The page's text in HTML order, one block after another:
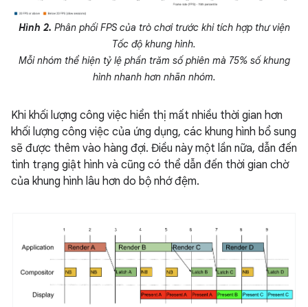
Hình 2. Phân phối FPS của trò chơi trước khi tích hợp thư viện
Tốc độ khung hình.
Mỗi nhóm thể hiện tỷ lệ phần trăm số phiên mà 75% số khung
hình nhanh hơn nhãn nhóm.
Khi khối lượng công việc hiển thị mất nhiều thời gian hơn
khối lượng công việc của ứng dụng, các khung hình bổ sung
sẽ được thêm vào hàng đợi. Điều này một lần nữa, dẫn đến
tình trạng giật hình và cũng có thể dẫn đến thời gian chờ
của khung hình lâu hơn do bộ nhớ đệm.